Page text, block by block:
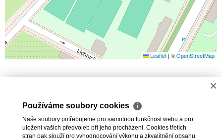
Leaflet | ©OpenStreetMap
CHCI PRODAT
PRONAJMOUT
SLUŽBY REFERENCE
AKTUALITY
×
Používáme soubory cookies ℹ
Naše soubory potřebujeme pro samotnou funkčnost webu a pro
uložení vašich předvoleb při jeho procházení. Cookies třetích
stran pak slouží pro vyhodnocování výkonu a zkvalitnění obsahu